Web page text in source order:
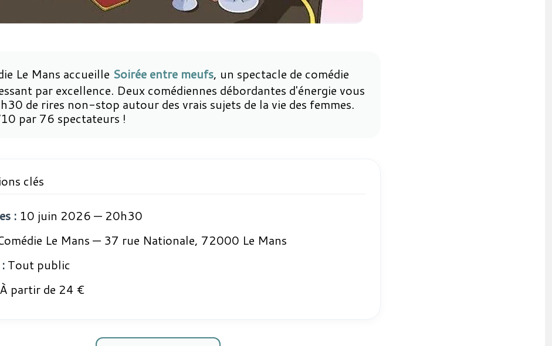
Le Mans accueille Soirée entre meufs, un spectacle de comédie
par excellence. Deux comédiennes débordantes d'énergie vous
de rires non-stop autour des vrais sujets de la vie des femmes.
par 76 spectateurs !
clés
: 10 juin 2026 — 20h30
Le Mans — 37 rue Nationale, 72000 Le Mans
Tout public
À partir de 24 €